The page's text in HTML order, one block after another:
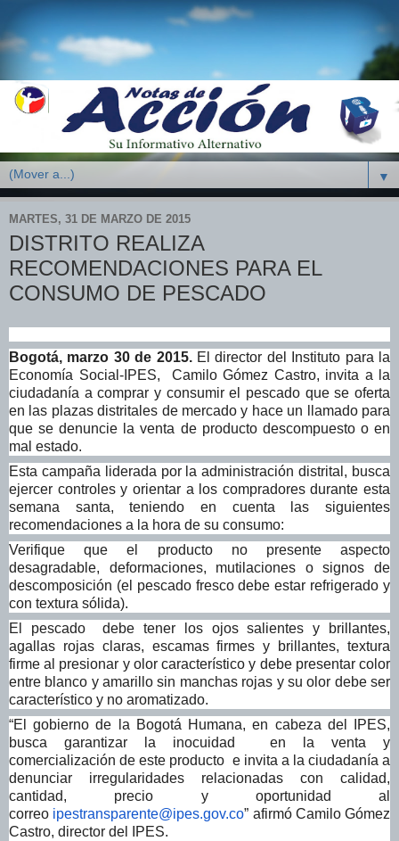
▼
MARTES, 31 DE MARZO DE 2015
DISTRITO REALIZA
RECOMENDACIONES PARA EL
CONSUMO DE PESCADO
Bogotá, marzo 30 de 2015. El director del Instituto para la
Economía Social-IPES, Camilo Gómez Castro, invita a la
ciudadanía a comprar y consumir el pescado que se oferta
en las plazas distritales de mercado y hace un llamado para
que se denuncie la venta de producto descompuesto o en
mal estado.
Esta campaña liderada por la administración distrital, busca
ejercer controles y orientar a los compradores durante esta
semana santa, teniendo en cuenta las siguientes
recomendaciones a la hora de su consumo:
Verifique que el producto no presente aspecto
desagradable, deformaciones, mutilaciones o signos de
descomposición (el pescado fresco debe estar refrigerado y
con textura sólida).
El pescado debe tener los ojos salientes y brillantes,
agallas rojas claras, escamas firmes y brillantes, textura
firme al presionar y olor característico y debe presentar color
entre blanco y amarillo sin manchas rojas y su olor debe ser
característico y no aromatizado.
“El gobierno de la Bogotá Humana, en cabeza del IPES,
busca garantizar la inocuidad en la venta y
comercialización de este producto e invita a la ciudadanía a
denunciar irregularidades relacionadas con calidad,
cantidad, precio y oportunidad al
correo ipestransparente@ipes.gov.co” afirmó Camilo Gómez
Castro, director del IPES.